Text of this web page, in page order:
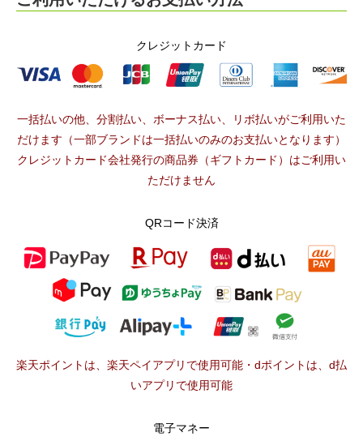
クレジットカード
一括払いの他、分割払い、ボーナス払い、リボ払いがご利用いた
だけます（一部ブランドは一括払いのみのお支払いとなります）
クレジットカード会社発行の商品券（ギフトカード）はご利用い
ただけません
QRコード決済
楽天ポイントは、楽天ペイアプリで使用可能・dポイントは、d払
いアプリで使用可能
電子マネー